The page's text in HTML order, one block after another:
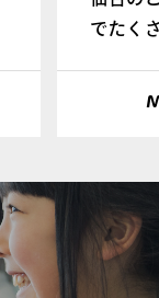
でたく
て、一
で分か
も聞い